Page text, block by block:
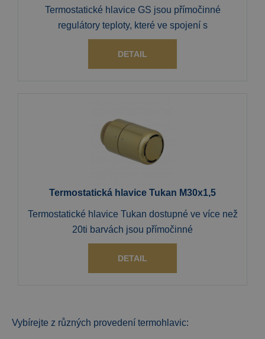
Termostatické hlavice GS jsou přímočinné
regulátory teploty, které ve spojení s
DETAIL
Termostatická hlavice Tukan M30x1,5
Termostatické hlavice Tukan dostupné ve více než
20ti barvách jsou přímočinné
DETAIL
Vybírejte z různých provedení termohlavic: